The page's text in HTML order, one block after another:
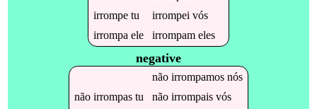
irrompetu irrompei vós
irrompa ele irrompameles
negative
não irrompamosnós
não irrompastu não irrompaisvós